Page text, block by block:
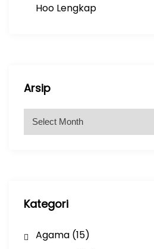
Hoo Lengkap
Arsip
Kategori
Agama(15)